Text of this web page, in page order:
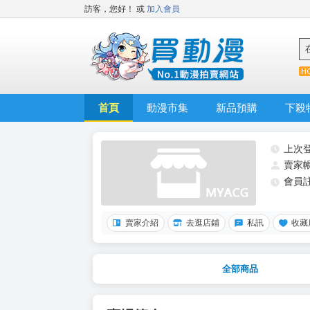
訪客，您好！ 或 加入會員
首頁 動漫市集 新品預購 下殺
上次
賣家
會員
賣家介紹 去逛店鋪 私訊 收藏
全部商品